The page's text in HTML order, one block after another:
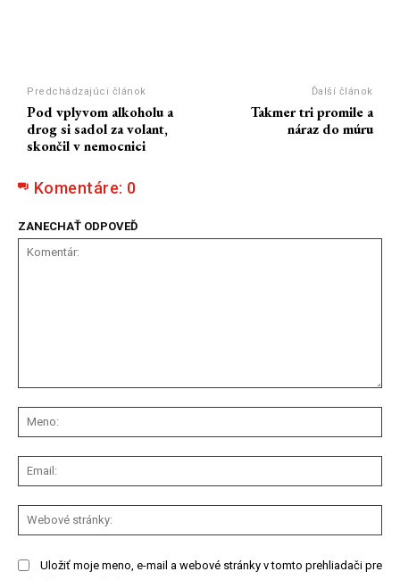
Predchádzajúci článok
Pod vplyvom alkoholu a
drog si sadol za volant,
skončil v nemocnici
Ďalší článok
Takmer tri promile a
náraz do múru
Komentáre: 0
ZANECHAŤ ODPOVEĎ
Uložiť moje meno, e-mail a webové stránky v tomto prehliadači pre